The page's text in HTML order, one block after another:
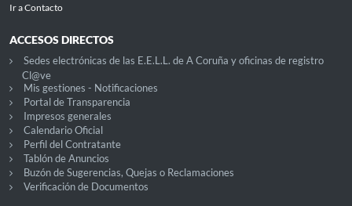
Ir a Contacto
ACCESOS DIRECTOS
Sedes electrónicas de las E.E.L.L. de A Coruña y oficinas de registro
Cl@ve
Mis gestiones - Notificaciones
Portal de Transparencia
Impresos generales
Calendario Oficial
Perfil del Contratante
Tablón de Anuncios
Buzón de Sugerencias, Quejas o Reclamaciones
Verificación de Documentos